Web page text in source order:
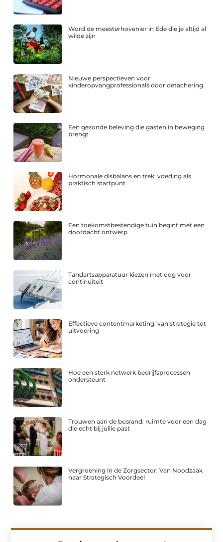
Word de meesterhovenier in Ede die je altijd al
wilde zijn
Nieuwe perspectieven voor
kinderopvangprofessionals door detachering
Een gezonde beleving die gasten in beweging
brengt
Hormonale disbalans en trek: voeding als
praktisch startpunt
Een toekomstbestendige tuin begint met een
doordacht ontwerp
Tandartsapparatuur kiezen met oog voor
continuïteit
Effectieve contentmarketing: van strategie tot
uitvoering
Hoe een sterk netwerk bedrijfsprocessen
ondersteunt
Trouwen aan de bosrand: ruimte voor een dag
die echt bij jullie past
Vergroening in de Zorgsector: Van Noodzaak
naar Strategisch Voordeel